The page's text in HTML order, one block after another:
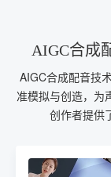
AIGC合成
AIGC合成配音技
准模拟与创造，为
创作者提供